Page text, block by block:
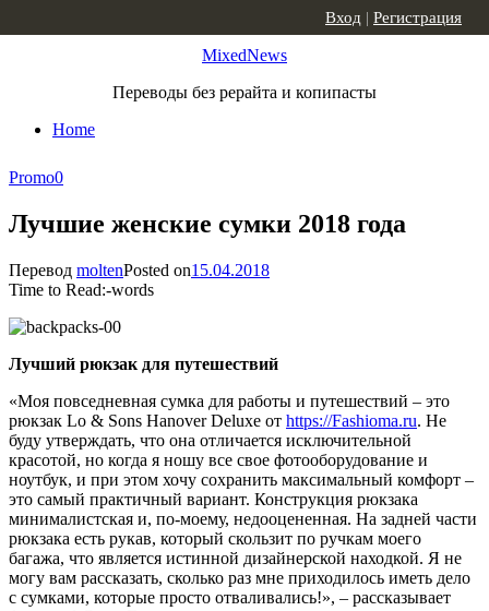
MixedNews
Переводы без рерайта и копипасты
Home
Вход | Регистрация
Promo0
Лучшие женские сумки 2018 года
Перевод moltenPosted on15.04.2018
Time to Read:-words
Лучший рюкзак для путешествий
«Моя повседневная сумка для работы и путешествий – это
рюкзак Lo & Sons Hanover Deluxe от https://Fashioma.ru. Не
буду утверждать, что она отличается исключительной
красотой, но когда я ношу все свое фотооборудование и
ноутбук, и при этом хочу сохранить максимальный комфорт –
это самый практичный вариант. Конструкция рюкзака
минималистская и, по-моему, недооцененная. На задней части
рюкзака есть рукав, который скользит по ручкам моего
багажа, что является истинной дизайнерской находкой. Я не
могу вам рассказать, сколько раз мне приходилось иметь дело
с сумками, которые просто отваливались!», – рассказывает